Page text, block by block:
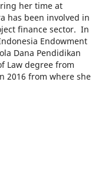
her time at
has been involved in
finance sector. In
Endowment
Dana Pendidikan
Law degree from
2016 from where she